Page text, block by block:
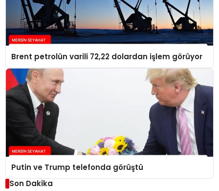
Brent petrolün varili 72,22 dolardan işlem görüyor
Putin ve Trump telefonda görüştü
Son Dakika